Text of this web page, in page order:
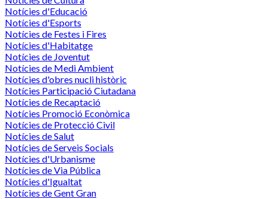
Notícies d'Educació
Notícies d'Esports
Notícies de Festes i Fires
Notícies d'Habitatge
Notícies de Joventut
Notícies de Medi Ambient
Notícies d'obres nucli històric
Notícies Participació Ciutadana
Notícies de Recaptació
Notícies Promoció Econòmica
Notícies de Protecció Civil
Notícies de Salut
Notícies de Serveis Socials
Notícies d'Urbanisme
Notícies de Via Pública
Notícies d'Igualtat
Notícies de Gent Gran